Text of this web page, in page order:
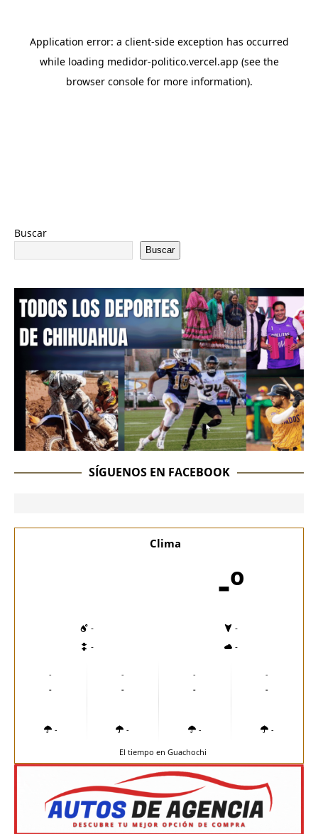
Buscar
Buscar
SÍGUENOS EN FACEBOOK
Clima
-º
-
-
-
-
-
-
-
-
-
-
-
-
-
-
-
-
El tiempo en Guachochi